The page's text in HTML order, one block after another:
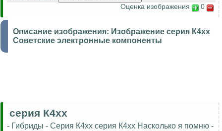
Оценка изображения 0
Описание изображения: Изображение серия К4хх
Советские электронные компоненты
серия К4хх
- Гибриды - Серия К4хх серия К4хх Насколько я помню -